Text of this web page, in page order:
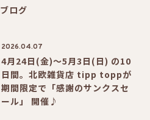
ブログ
2026.04.07
4月24日(金)〜5月3日(日) の10
日間。北欧雑貨店 tipp toppが
期間限定で「感謝のサンクスセ
ール」 開催♪